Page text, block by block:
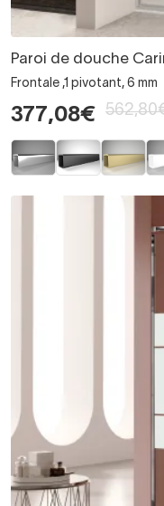
Paroi de douche
Frontale ,1 pivotant, 6 mm
377,08€